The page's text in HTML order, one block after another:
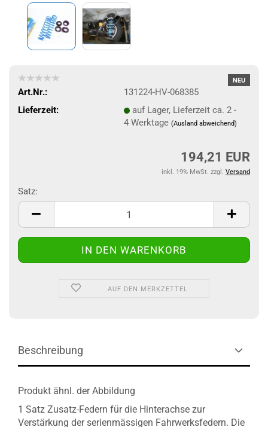
NEU
Art.Nr.:
131224-HV-068385
Lieferzeit:
auf Lager, Lieferzeit ca. 2 -
4 Werktage (Ausland abweichend)
194,21 EUR
inkl. 19% MwSt. zzgl. Versand
Satz:
Satz
AUF DEN MERKZETTEL
Beschreibung
Produkt ähnl. der Abbildung
1 Satz Zusatz-Federn für die Hinterachse zur
Verstärkung der serienmässigen Fahrwerksfedern. Die